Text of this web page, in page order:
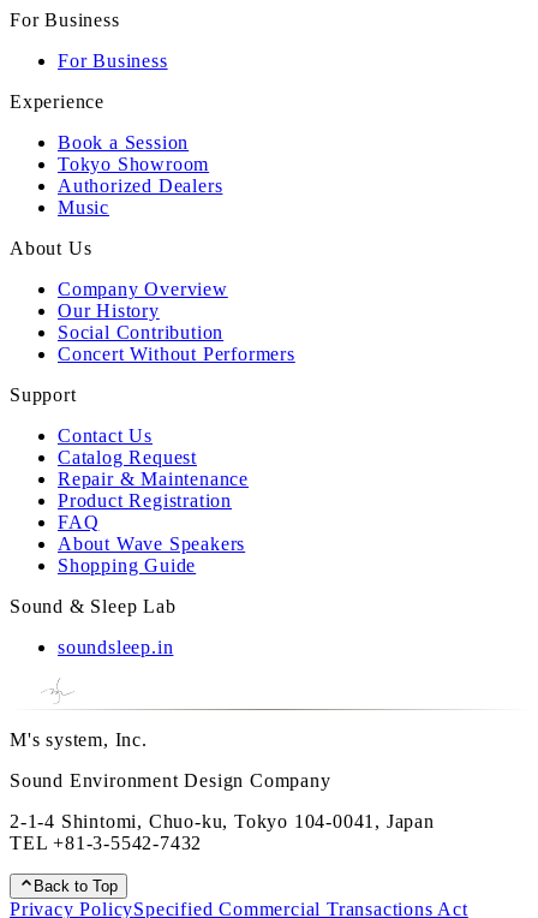
For Business
For Business
Experience
Book a Session
Tokyo Showroom
Authorized Dealers
Music
About Us
Company Overview
Our History
Social Contribution
Concert Without Performers
Support
Contact Us
Catalog Request
Repair & Maintenance
Product Registration
FAQ
About Wave Speakers
Shopping Guide
Sound & Sleep Lab
soundsleep.in
M's system, Inc.
Sound Environment Design Company
2-1-4 Shintomi, Chuo-ku, Tokyo 104-0041, Japan
TEL+81-3-5542-7432
Back to Top
Privacy PolicySpecified Commercial Transactions Act